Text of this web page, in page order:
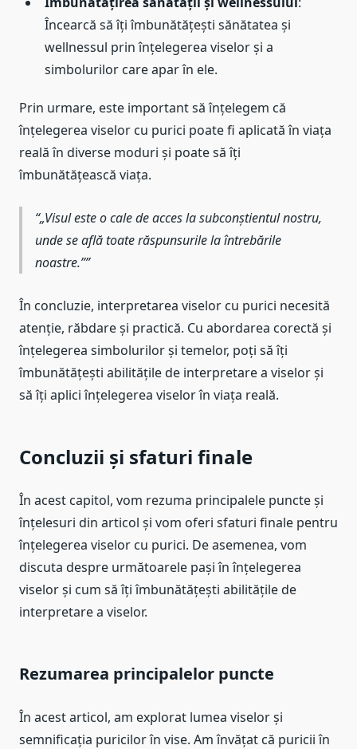
Încearcă să îți îmbunătățești sănătatea și
wellnessul prin înțelegerea viselor și a
simbolurilor care apar în ele.
Prin urmare, este important să înțelegem că
înțelegerea viselor cu purici poate fi aplicată în viața
reală în diverse moduri și poate să îți
îmbunătățească viața.
„Visul este o cale de acces la subconștientul nostru,
unde se află toate răspunsurile la întrebările
noastre.”
În concluzie, interpretarea viselor cu purici necesită
atenție, răbdare și practică. Cu abordarea corectă și
înțelegerea simbolurilor și temelor, poți să îți
îmbunătățești abilitățile de interpretare a viselor și
să îți aplici înțelegerea viselor în viața reală.
Concluzii și sfaturi finale
În acest capitol, vom rezuma principalele puncte și
înțelesuri din articol și vom oferi sfaturi finale pentru
înțelegerea viselor cu purici. De asemenea, vom
discuta despre următoarele pași în înțelegerea
viselor și cum să îți îmbunătățești abilitățile de
interpretare a viselor.
Rezumarea principalelor puncte
În acest articol, am explorat lumea viselor și
semnificația puricilor în vise. Am învățat că puricii în